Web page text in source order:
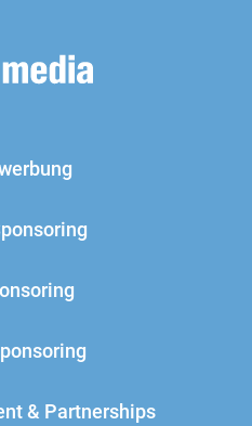
& Partnerships